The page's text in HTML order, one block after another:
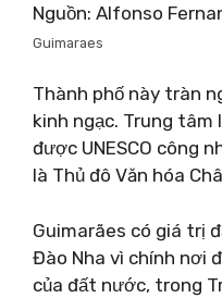
Nguồn: Alfonso
Guimaraes
Thành phố này tràn
kinh ngạc. Trung tâm
được UNESCO công
là Thủ đô Văn hóa
Guimarães có giá trị
Đào Nha vì chính nơi
của đất nước, trong